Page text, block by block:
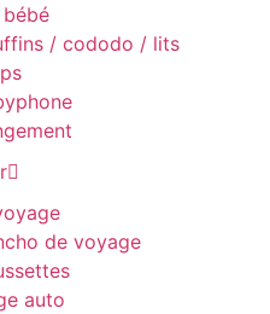
/ cododo / lits
de voyage
auto